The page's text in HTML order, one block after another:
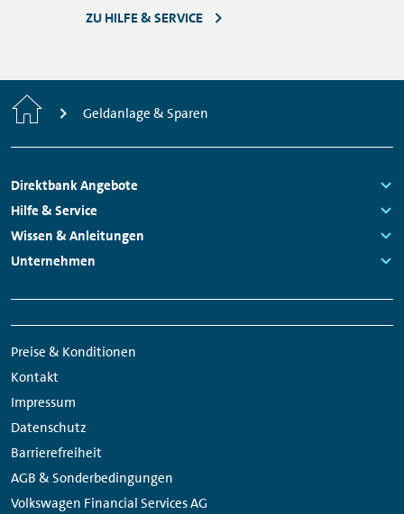
ZU HILFE & SERVICE
Home Geldanlage & Sparen
Footer
Navigation
Direktbank Angebote
Links:
Hilfe & Service
Links:
Wissen & Anleitungen
Links:
Unternehmen
Navigation
Preise & Konditionen
Kontakt
Impressum
Datenschutz
Barrierefreiheit
AGB & Sonderbedingungen
Volkswagen Financial Services AG
Media
Links